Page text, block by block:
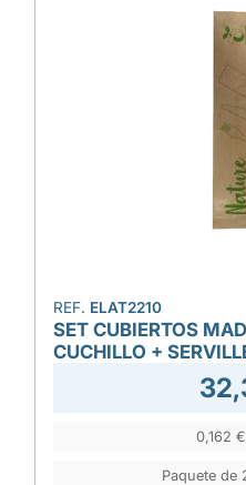
REF. ELAT2210
SET CUBIERTOS
CUCHILLO +
0,162
Paquete de